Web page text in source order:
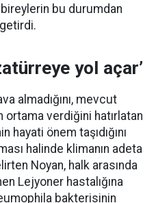
bu durumdan
yol açar’
almadığını, mevcut
ortama verdiğini hatırlatan
hayati önem taşıdığını
halinde klimanın adeta
Noyan, halk arasında
Lejyoner hastalığına
bakterisinin